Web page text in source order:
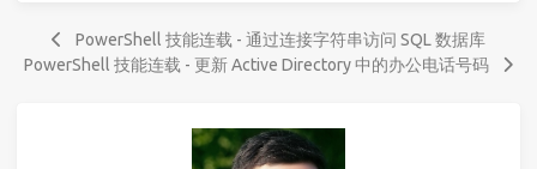
PowerShell 技能连载 - 通过连接字符串访问 SQL 数据库
PowerShell 技能连载 - 更新 Active Directory 中的办公电话号码